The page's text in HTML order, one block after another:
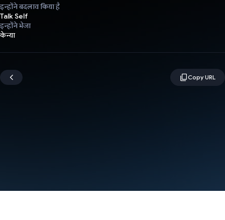
इन्होंने बदलाव किया है
Talk Self
इन्होंने भेजा
केन्या